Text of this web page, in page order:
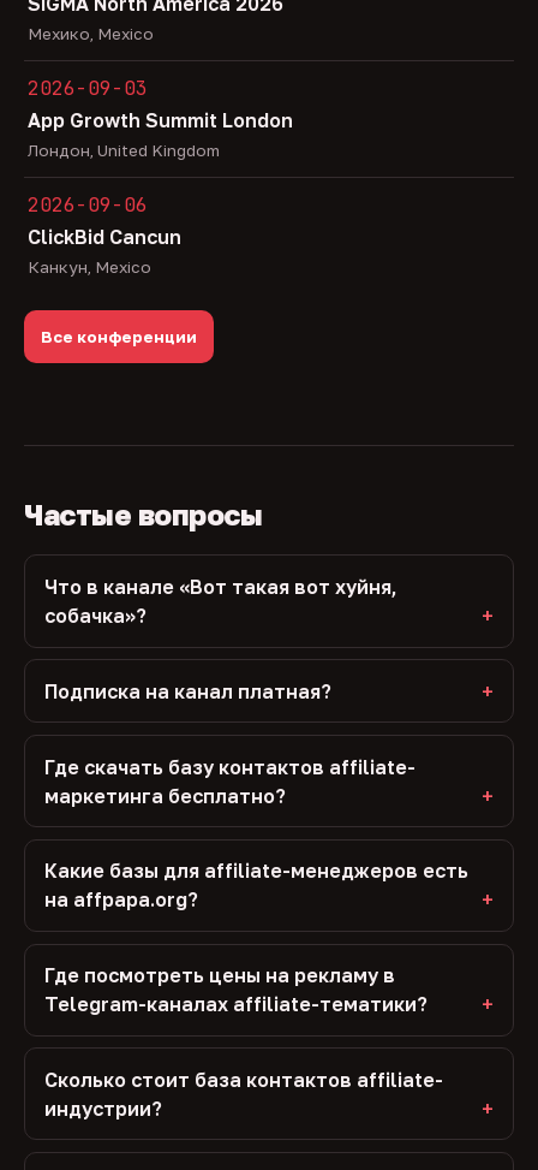
Мехико, Mexico
2026-09-03
App Growth Summit London
Лондон, United Kingdom
2026-09-06
ClickBid Cancun
Канкун, Mexico
Все конференции
Частые вопросы
Что в канале «Вот такая вот хуйня,
собачка»?
Подписка на канал платная?
Где скачать базу контактов affiliate-
маркетинга бесплатно?
Какие базы для affiliate-менеджеров есть
на affpapa.org?
Где посмотреть цены на рекламу в
Telegram-каналах affiliate-тематики?
Сколько стоит база контактов affiliate-
индустрии?